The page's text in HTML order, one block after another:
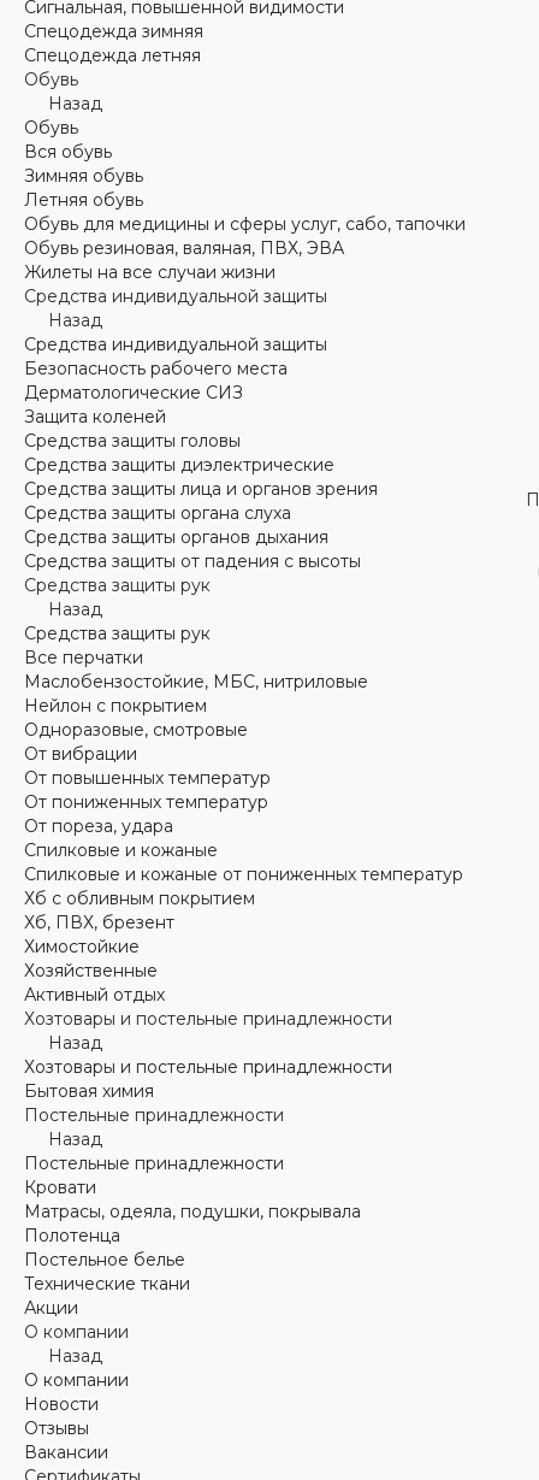
Сигнальная, повышенной видимости
Спецодежда зимняя
Спецодежда летняя
Обувь
Назад
Обувь
Вся обувь
Зимняя обувь
Летняя обувь
Обувь для медицины и сферы услуг, сабо, тапочки
Обувь резиновая, валяная, ПВХ, ЭВА
Жилеты на все случаи жизни
Средства индивидуальной защиты
Назад
Средства индивидуальной защиты
Безопасность рабочего места
Дерматологические СИЗ
Защита коленей
Средства защиты головы
Средства защиты диэлектрические
Средства защиты лица и органов зрения
Средства защиты органа слуха
Средства защиты органов дыхания
Средства защиты от падения с высоты
Средства защиты рук
Назад
Средства защиты рук
Все перчатки
Маслобензостойкие, МБС, нитриловые
Нейлон с покрытием
Одноразовые, смотровые
От вибрации
От повышенных температур
От пониженных температур
От пореза, удара
Спилковые и кожаные
Спилковые и кожаные от пониженных температур
Хб с обливным покрытием
Хб, ПВХ, брезент
Химостойкие
Хозяйственные
Активный отдых
Хозтовары и постельные принадлежности
Назад
Хозтовары и постельные принадлежности
Бытовая химия
Постельные принадлежности
Назад
Постельные принадлежности
Кровати
Матрасы, одеяла, подушки, покрывала
Полотенца
Постельное белье
Технические ткани
Акции
О компании
Назад
О компании
Новости
Отзывы
Вакансии